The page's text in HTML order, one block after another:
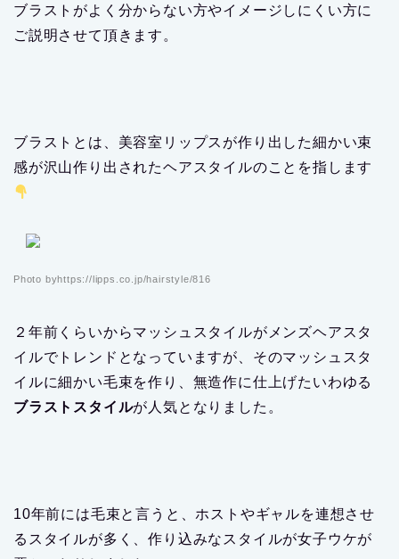
ブラストがよく分からない方やイメージしにくい方に
ご説明させて頂きます。
ブラストとは、美容室リップスが作り出した細かい束
感が沢山作り出されたヘアスタイルのことを指します
Photo byhttps://lipps.co.jp/hairstyle/816
２年前くらいからマッシュスタイルがメンズヘアスタ
イルでトレンドとなっていますが、そのマッシュスタ
イルに細かい毛束を作り、無造作に仕上げたいわゆる
ブラストスタイルが人気となりました。
10年前には毛束と言うと、ホストやギャルを連想させ
るスタイルが多く、作り込みなスタイルが女子ウケが